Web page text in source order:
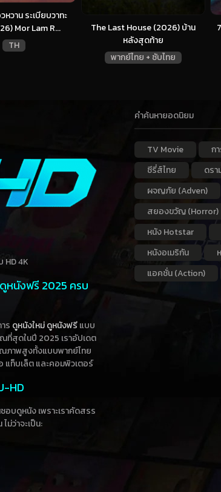
หวาน ระเบียบวาทะ
Mor Lam R...
TH
The Last House (2026) บ้าน
หลังสุดท้าย
พากย์ไทย + ซับไทย
HD 4K
หนังฟรี 2025 ครบ
ร ดูหนังใหม่ดูหนังฟรีแบบ
ที่สุดในปี 2025 เราอัปเดต
ภาพสูงทั้งแบบพากย์ไทย
ท็บเล็ต และคอมพิวเตอร์
HD
บดูหนัง เพราะเราคัดสรร
ว่าจะเป็น:
คำค้นหายอดนิยม
TV Movie ก
ซีรี่ส์ไทย
ดรา
ผจญภัย (Adven)
สยองขวัญ (Horror)
หนัง Hotstar
หนังอเมริกัน
แอคชั่น (Action)